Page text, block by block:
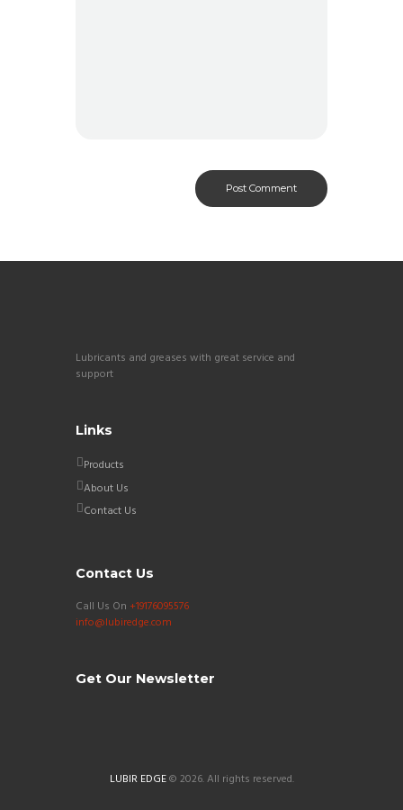
Lubricants and greases with great service and
support
Links
Products
About Us
Contact Us
Contact Us
Call Us On +19176095576
info@lubiredge.com
Get Our Newsletter
LUBIR EDGE© 2026. All rights reserved.